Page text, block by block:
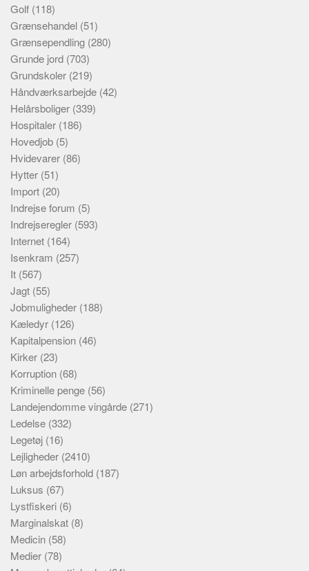
Golf (118)
Grænsehandel (51)
Grænsependling (280)
Grunde jord (703)
Grundskoler (219)
Håndværksarbejde (42)
Helårsboliger (339)
Hospitaler (186)
Hovedjob (5)
Hvidevarer (86)
Hytter (51)
Import (20)
Indrejse forum (5)
Indrejseregler (593)
Internet (164)
Isenkram (257)
It (567)
Jagt (55)
Jobmuligheder (188)
Kæledyr (126)
Kapitalpension (46)
Kirker (23)
Korruption (68)
Kriminelle penge (56)
Landejendomme vingårde (271)
Ledelse (332)
Legetøj (16)
Lejligheder (2410)
Løn arbejdsforhold (187)
Luksus (67)
Lystfiskeri (6)
Marginalskat (8)
Medicin (58)
Medier (78)